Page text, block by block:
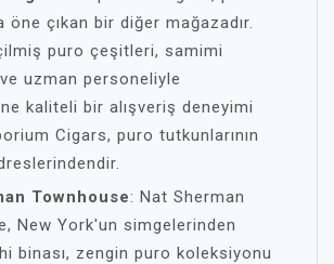
öne çıkan bir diğer mağazadır.
puro çeşitleri, samimi
uzman personeliyle
kaliteli bir alışveriş deneyimi
Cigars, puro tutkunlarının
Townhouse: Nat Sherman
New York'un simgelerinden
binası, zengin puro koleksiyonu